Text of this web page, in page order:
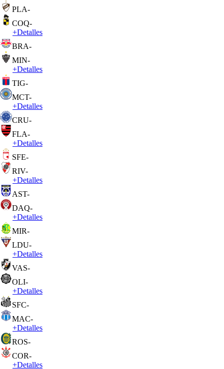
PLA-
COQ-
+Detalles
BRA-
MIN-
+Detalles
TIG-
MCT-
+Detalles
CRU-
FLA-
+Detalles
SFE-
RIV-
+Detalles
AST-
DAQ-
+Detalles
MIR-
LDU-
+Detalles
VAS-
OLI-
+Detalles
SFC-
MAC-
+Detalles
ROS-
COR-
+Detalles